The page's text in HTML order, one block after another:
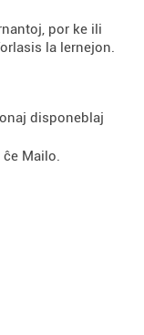
por ke ili
la lernejon.
disponeblaj
Mailo.